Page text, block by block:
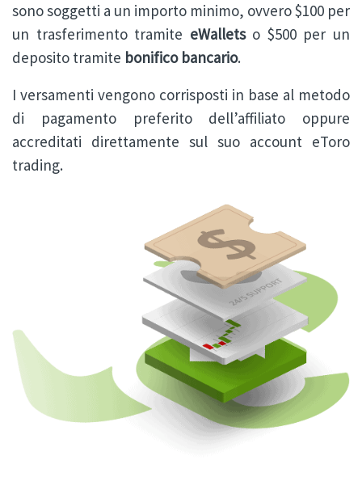
sono soggetti a un importo minimo, ovvero $100 per
un trasferimento tramite eWalletso $500 per un
deposito tramite bonifico bancario.
I versamenti vengono corrisposti in base al metodo
di pagamento preferito dell’affiliato oppure
accreditati direttamente sul suo account eToro
trading.